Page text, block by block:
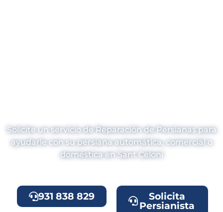
Solicite un servicio de Reparación de Persianas para
ayudarle con su persiana automática, comercial o
doméstica en Sant Celoni
931 838 829
Solicita
Persianista